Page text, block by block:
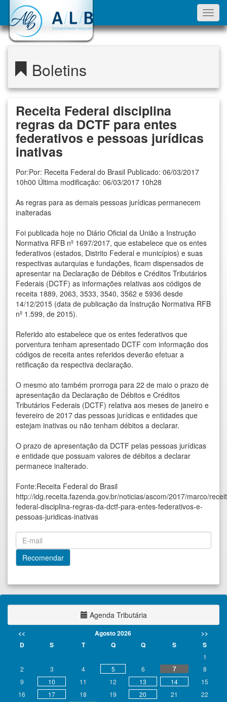
Boletins
Receita Federal disciplina
regras da DCTF para entes
federativos e pessoas jurídicas
inativas
Por:Por: Receita Federal do Brasil Publicado: 06/03/2017
10h00 Última modificação: 06/03/2017 10h28
As regras para as demais pessoas jurídicas permanecem
inalteradas
Foi publicada hoje no Diário Oficial da União a Instrução
Normativa RFB nº 1697/2017, que estabelece que os entes
federativos (estados, Distrito Federal e municípios) e suas
respectivas autarquias e fundações, ficam dispensados de
apresentar na Declaração de Débitos e Créditos Tributários
Federais (DCTF) as informações relativas aos códigos de
receita 1889, 2063, 3533, 3540, 3562 e 5936 desde
14/12/2015 (data de publicação da Instrução Normativa RFB
nº 1.599, de 2015).
Referido ato estabelece que os entes federativos que
porventura tenham apresentado DCTF com informação dos
códigos de receita antes referidos deverão efetuar a
retificação da respectiva declaração.
O mesmo ato também prorroga para 22 de maio o prazo de
apresentação da Declaração de Débitos e Créditos
Tributários Federais (DCTF) relativa aos meses de janeiro e
fevereiro de 2017 das pessoas jurídicas e entidades que
estejam inativas ou não tenham débitos a declarar.
O prazo de apresentação da DCTF pelas pessoas jurídicas
e entidade que possuam valores de débitos a declarar
permanece inalterado.
Fonte:Receita Federal do Brasil
http://idg.receita.fazenda.gov.br/noticias/ascom/2017/marco/
federal-disciplina-regras-da-dctf-para-entes-federativos-e-
pessoas-juridicas-inativas
Agenda Tributária
<< Agosto 2026
>>
D
S T Q Q S S
1
2
3 4 5 6 7
8
9
10 11 12 13 14
15
16
17 18 19 20 21
22